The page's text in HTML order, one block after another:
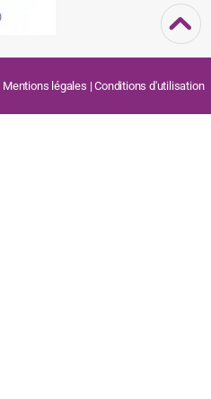
Mentions légales |Conditions d'utilisation